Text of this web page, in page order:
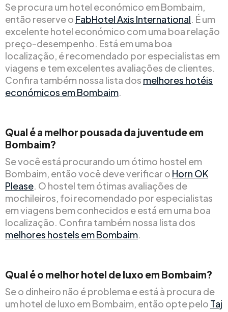
Se procura um hotel económico em Bombaim,
então reserve o FabHotel Axis International. É um
excelente hotel económico com uma boa relação
preço-desempenho. Está em uma boa
localização, é recomendado por especialistas em
viagens e tem excelentes avaliações de clientes.
Confira também nossa lista dos melhores hotéis
económicos em Bombaim.
Qual é a melhor pousada da juventude em
Bombaim?
Se você está procurando um ótimo hostel em
Bombaim, então você deve verificar o Horn OK
Please. O hostel tem ótimas avaliações de
mochileiros, foi recomendado por especialistas
em viagens bem conhecidos e está em uma boa
localização. Confira também nossa lista dos
melhores hostels em Bombaim.
Qual é o melhor hotel de luxo em Bombaim?
Se o dinheiro não é problema e está à procura de
um hotel de luxo em Bombaim, então opte pelo Taj